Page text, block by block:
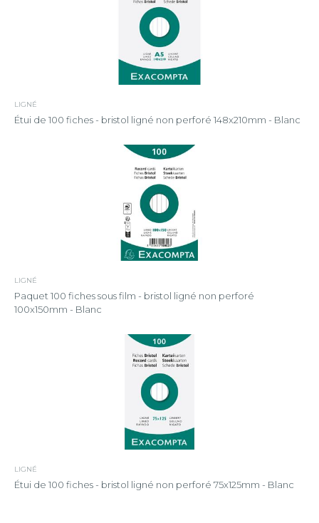
LIGNÉ
Étui de 100 fiches - bristol ligné non perforé 148x210mm - Blanc
LIGNÉ
Paquet 100 fiches sous film - bristol ligné non perforé
100x150mm - Blanc
LIGNÉ
Étui de 100 fiches - bristol ligné non perforé 75x125mm - Blanc